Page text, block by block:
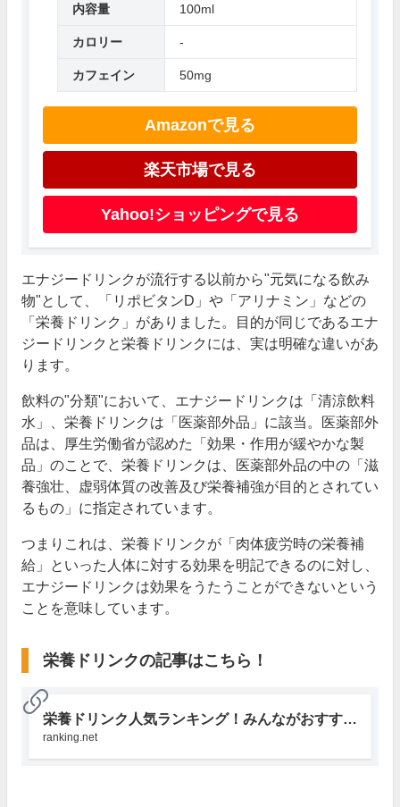
内容量 100ml
カロリー -
カフェイン 50mg
Amazonで見る
楽天市場で見る
Yahoo!ショッピングで見る
エナジードリンクが流行する以前から"元気になる飲み
物"として、「リポビタンD」や「アリナミン」などの
「栄養ドリンク」がありました。目的が同じであるエナ
ジードリンクと栄養ドリンクには、実は明確な違いがあ
ります。
飲料の"分類"において、エナジードリンクは「清涼飲料
水」、栄養ドリンクは「医薬部外品」に該当。医薬部外
品は、厚生労働省が認めた「効果・作用が緩やかな製
品」のことで、栄養ドリンクは、医薬部外品の中の「滋
養強壮、虚弱体質の改善及び栄養補強が目的とされてい
るもの」に指定されています。
つまりこれは、栄養ドリンクが「肉体疲労時の栄養補
給」といった人体に対する効果を明記できるのに対し、
エナジードリンクは効果をうたうことができないという
ことを意味しています。
栄養ドリンクの記事はこちら！
栄養ドリンク人気ランキング！みんながおすすめする商品は？ | みんなのランキング
ranking.net